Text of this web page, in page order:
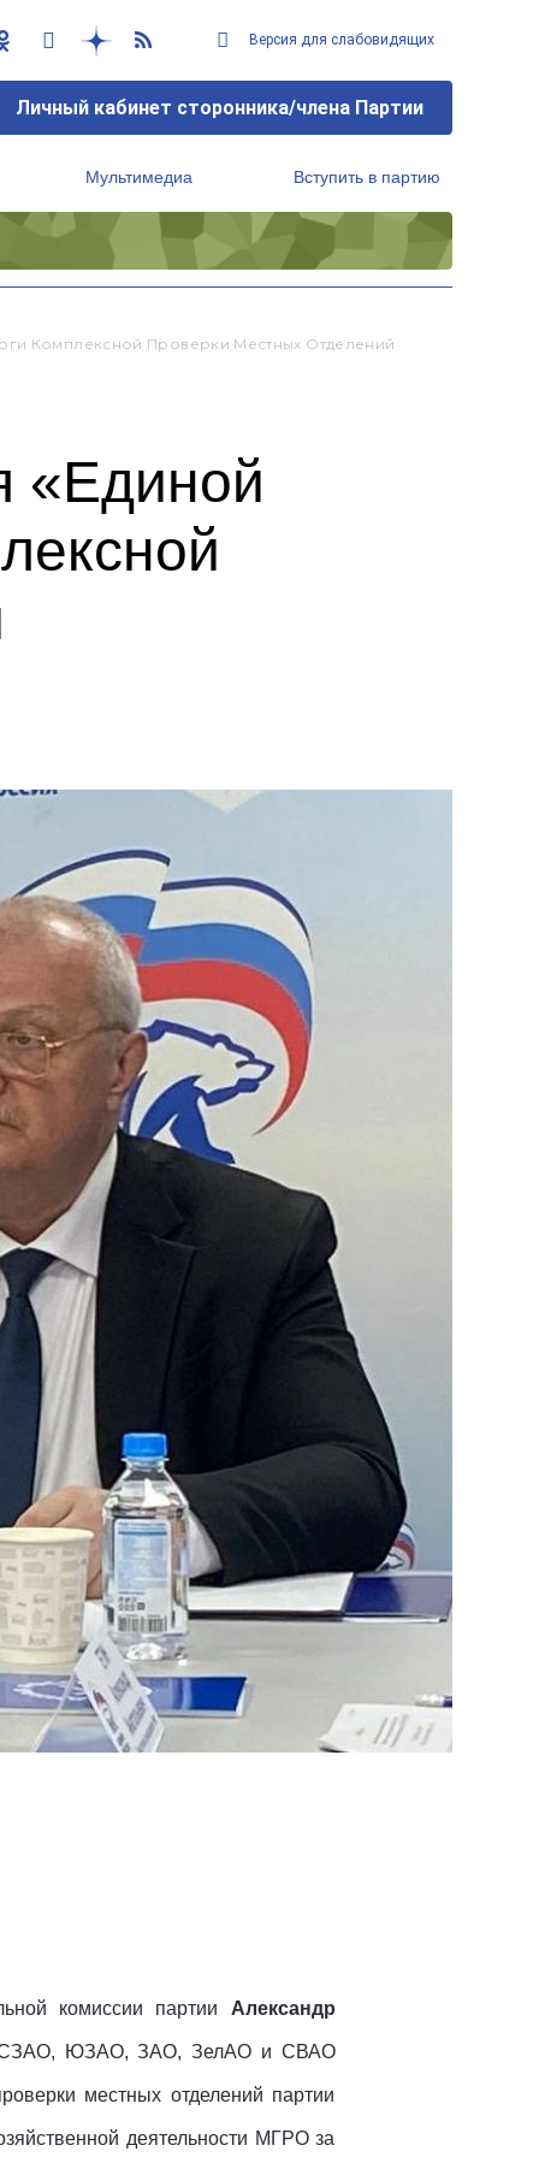
Версия для слабовидящих
Личный кабинет сторонника/члена Партии
Мультимедиа Вступить в партию
Комплексной Проверки Местных Отделений
«Единой
комиссии партии Александр
СЗАО, ЮЗАО, ЗАО, ЗелАО и СВАО
местных отделений партии
деятельности МГРО за